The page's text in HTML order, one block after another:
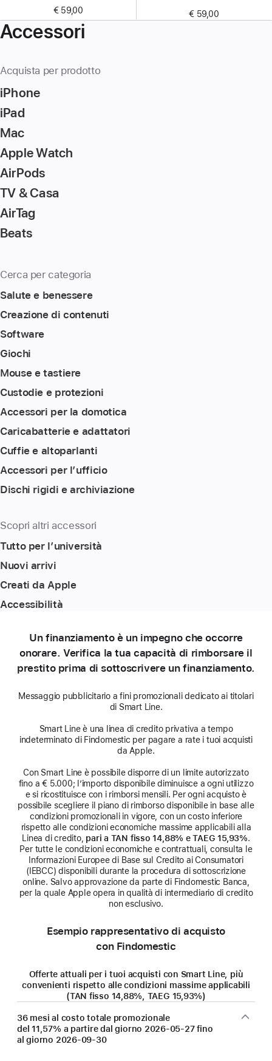
€ 59,00 € 59,00
Accessori
Acquista per prodotto
iPhone
iPad
Mac
Apple Watch
AirPods
TV & Casa
AirTag
Beats
Cerca per categoria
Salute e benessere
Creazione di contenuti
Software
Giochi
Mouse e tastiere
Custodie e protezioni
Accessori per la domotica
Caricabatterie e adattatori
Cuffie e altoparlanti
Accessori per l’ufficio
Dischi rigidi e archiviazione
Scopri altri accessori
Tutto per l’università
Nuovi arrivi
Creati da Apple
Accessibilità
Un finanziamento è un impegno che occorre
onorare. Verifica la tua capacità di rimborsare il
prestito prima di sottoscrivere un finanziamento.
Messaggio pubblicitario a fini promozionali dedicato ai titolari
di Smart Line.
Smart Line è una linea di credito privativa a tempo
indeterminato di Findomestic per pagare a rate i tuoi acquisti
da Apple.
Con Smart Line è possibile disporre di un limite autorizzato
fino a € 5.000; l’importo disponibile diminuisce a ogni utilizzo
e si ricostituisce con i rimborsi mensili. Per ogni acquisto è
possibile scegliere il piano di rimborso disponibile in base alle
condizioni promozionali in vigore, con un costo inferiore
rispetto alle condizioni economiche massime applicabili alla
Linea di credito, pari a TAN fisso 14,88% e TAEG 15,93%.
Per tutte le condizioni economiche e contrattuali, consulta le
Informazioni Europee di Base sul Credito ai Consumatori
(IEBCC) disponibili durante la procedura di sottoscrizione
online. Salvo approvazione da parte di Findomestic Banca,
per la quale Apple opera in qualità di intermediario di credito
non esclusivo.
Esempio rappresentativo di acquisto
con Findomestic
Offerte attuali per i tuoi acquisti con Smart Line, più
convenienti rispetto alle condizioni massime applicabili
(TAN fisso 14,88%, TAEG 15,93%)
36 mesi al costo totale promozionale
del 11,57% a partire dal giorno 2026-05-27fino
al giorno 2026-09-30